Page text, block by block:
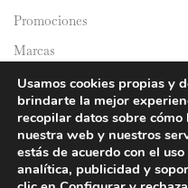
Promociones
Marcas
Catálogos
Domicilios
Usamos cookies propias y
brindarte la mejor
recopilar datos sobre
nuestra web y nuestros
estás de acuerdo con el
analítica, publicidad y